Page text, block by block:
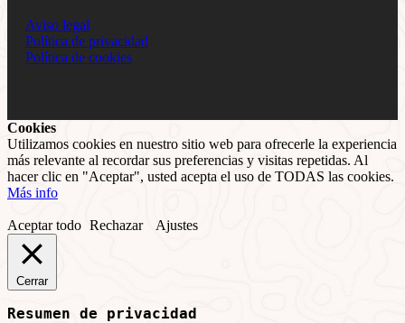
Aviso legal
Política de privacidad
Política de cookies
Cookies
Utilizamos cookies en nuestro sitio web para ofrecerle la experiencia
más relevante al recordar sus preferencias y visitas repetidas. Al
hacer clic en "Aceptar", usted acepta el uso de TODAS las cookies.
Más info
Aceptar todo Rechazar Ajustes
Cerrar
Resumen de privacidad